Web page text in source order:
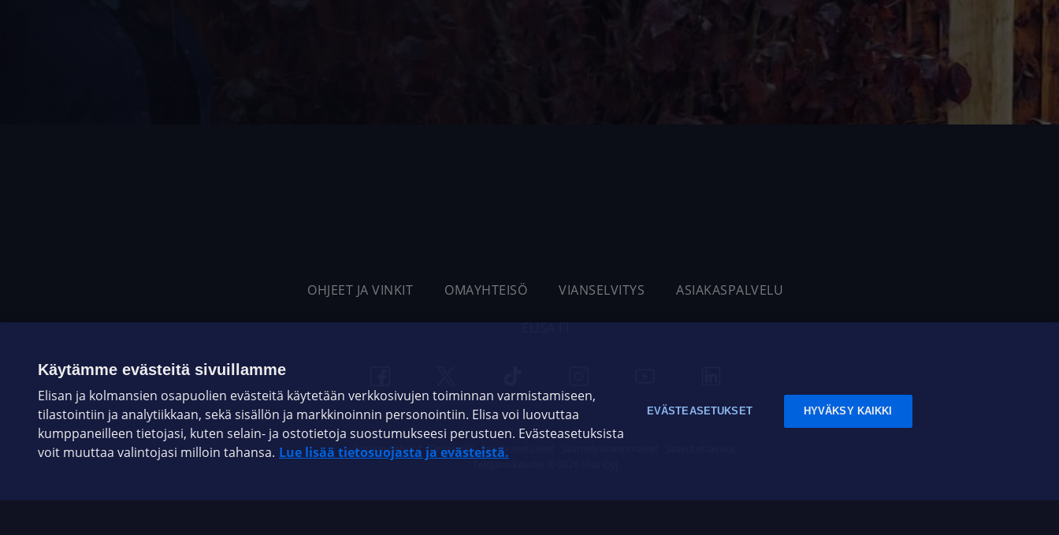
OHJEET JA VINKIT OMAYHTEISÖ VIANSELVITYS ASIAKASPALVELU
Sopimusehdot Tietosuoja Evästeasetukset
Käytämme evästeitä sivuillamme
Elisan ja kolmansien osapuolien evästeitä käytetään verkkosivujen toiminnan varmistamiseen,
tilastointiin ja analytiikkaan, sekä sisällön ja markkinoinnin personointiin. Elisa voi luovuttaa
kumppaneilleen tietojasi, kuten selain- ja ostotietoja suostumukseesi perustuen. Evästeasetuksista
voit muuttaa valintojasi milloin tahansa. Lue lisää tietosuojasta ja evästeistä.
EVÄSTEASETUKSET HYVÄKSY KAIKKI